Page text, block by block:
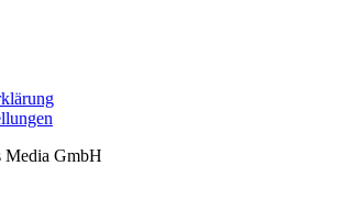
Media GmbH